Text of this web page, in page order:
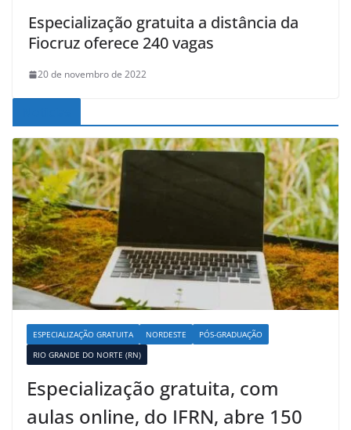
Especialização gratuita a distância da
Fiocruz oferece 240 vagas
20 de novembro de 2022
ESPECIALIZAÇÃO GRATUITA NORDESTE
PÓS-GRADUAÇÃO
RIO GRANDE DO NORTE (RN)
Especialização gratuita, com
aulas online, do IFRN, abre 150